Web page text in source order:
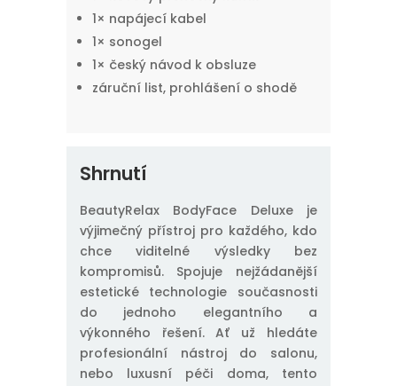
1× napájecí kabel
1× sonogel
1× český návod k obsluze
záruční list, prohlášení o shodě
Shrnutí
BeautyRelax BodyFace Deluxe je
výjimečný přístroj pro každého, kdo
chce viditelné výsledky bez
kompromisů. Spojuje nejžádanější
estetické technologie současnosti
do jednoho elegantního a
výkonného řešení. Ať už hledáte
profesionální nástroj do salonu,
nebo luxusní péči doma, tento